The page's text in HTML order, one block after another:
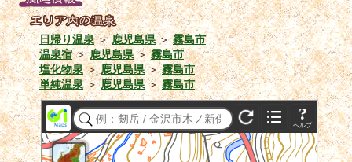
日帰り温泉＞鹿児島県＞霧島市
温泉宿＞鹿児島県＞霧島市
塩化物泉＞鹿児島県＞霧島市
単純温泉＞鹿児島県＞霧島市